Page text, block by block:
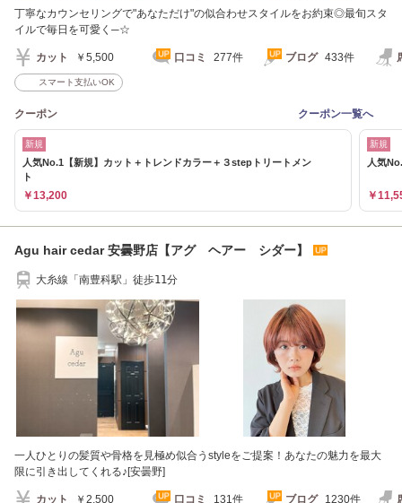
丁寧なカウンセリングで"あなただけ"の似合わせスタイルをお約束◎最旬スタ
イルで毎日を可愛く─☆
カット ￥5,500 口コミ 277件 ブログ 433件
スマート支払いOK
クーポン クーポン一覧へ
新規
人気No.1【新規】カット＋トレンドカラー＋３stepトリートメン
ト
￥13,200
新規
人気
￥
Agu hair cedar 安曇野店【アグ ヘアー シダー】
大糸線「南豊科駅」徒歩11分
一人ひとりの髪質や骨格を見極め似合うstyleをご提案！あなたの魅力を最大
限に引き出してくれる♪[安曇野]
カット ￥2,500 口コミ 131件 ブログ 1230件